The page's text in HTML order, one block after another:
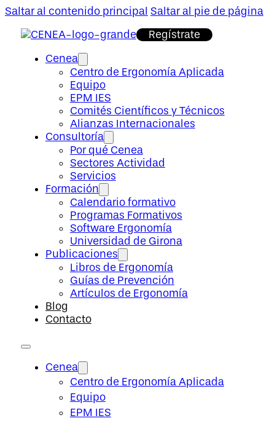
Saltar al contenido principal Saltar al pie de página
Regístrate
Cenea
Centro de Ergonomía Aplicada
Equipo
EPM IES
Comités Científicos y Técnicos
Alianzas Internacionales
Consultoría
Por qué Cenea
Sectores Actividad
Servicios
Formación
Calendario formativo
Programas Formativos
Software Ergonomía
Universidad de Girona
Publicaciones
Libros de Ergonomía
Guías de Prevención
Artículos de Ergonomía
Blog
Contacto
Cenea
Centro de Ergonomía Aplicada
Equipo
EPM IES